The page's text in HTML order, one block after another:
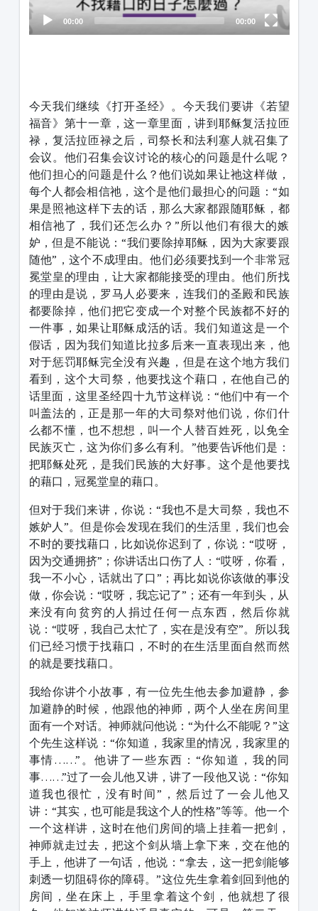
00:00 00:00
今天我们继续《打开圣经》。今天我们要讲《若望
福音》第十一章，这一章里面，讲到耶稣复活拉匝
禄，复活拉匝禄之后，司祭长和法利塞人就召集了
会议。他们召集会议讨论的核心的问题是什么呢？
他们担心的问题是什么？他们说如果让祂这样做，
每个人都会相信祂，这个是他们最担心的问题：“如
果是照祂这样下去的话，那么大家都跟随耶稣，都
相信祂了，我们还怎么办？”所以他们有很大的嫉
妒，但是不能说：“我们要除掉耶稣，因为大家要跟
随他”，这个不成理由。他们必须要找到一个非常冠
冕堂皇的理由，让大家都能接受的理由。他们所找
的理由是说，罗马人必要来，连我们的圣殿和民族
都要除掉，他们把它变成一个对整个民族都不好的
一件事，如果让耶稣成活的话。我们知道这是一个
假话，因为我们知道比拉多后来一直表现出来，他
对于惩罚耶稣完全没有兴趣，但是在这个地方我们
看到，这个大司祭，他要找这个藉口，在他自己的
话里面，这里圣经四十九节这样说：“他们中有一个
叫盖法的，正是那一年的大司祭对他们说，你们什
么都不懂，也不想想，叫一个人替百姓死，以免全
民族灭亡，这为你们多么有利。”他要告诉他们是：
把耶稣处死，是我们民族的大好事。这个是他要找
的藉口，冠冕堂皇的藉口。
但对于我们来讲，你说：“我也不是大司祭，我也不
嫉妒人”。但是你会发现在我们的生活里，我们也会
不时的要找藉口，比如说你迟到了，你说：“哎呀，
因为交通拥挤”；你讲话出口伤了人：“哎呀，你看，
我一不小心，话就出了口”；再比如说你该做的事没
做，你会说：“哎呀，我忘记了”；还有一年到头，从
来没有向贫穷的人捐过任何一点东西，然后你就
说：“哎呀，我自己太忙了，实在是没有空”。所以我
们已经习惯于找藉口，不时的在生活里面自然而然
的就是要找藉口。
我给你讲个小故事，有一位先生他去参加避静，参
加避静的时候，他跟他的神师，两个人坐在房间里
面有一个对话。神师就问他说：“为什么不能呢？”这
个先生这样说：“你知道，我家里的情况，我家里的
事情……”。他讲了一些东西：“你知道，我的同
事……”过了一会儿他又讲，讲了一段他又说：“你知
道我也很忙，没有时间”，然后过了一会儿他又
讲：“其实，也可能是我这个人的性格”等等。他一个
一个这样讲，这时在他们房间的墙上挂着一把剑，
神师就走过去，把这个剑从墙上拿下来，交在他的
手上，他讲了一句话，他说：“拿去，这一把剑能够
刺透一切阻碍你的障碍。”这位先生拿着剑回到他的
房间，坐在床上，手里拿着这个剑，他就想了很